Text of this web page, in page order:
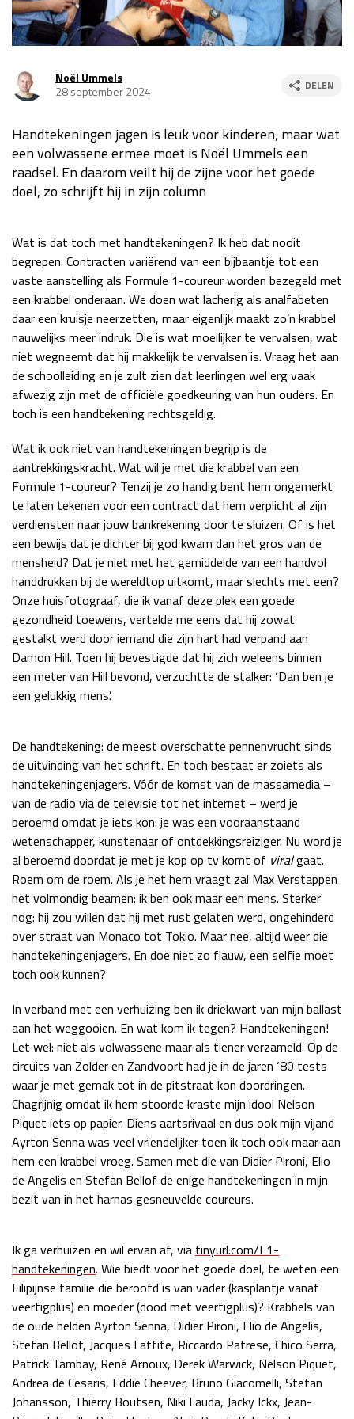
Race
za 13:00 - 15:00
GP VERENIGDE STATEN 2026 23 - 25 okt
Kwalificatie
za 23:00 - 00:00
Race
zo 21:00 - 23:00
GP MEXICO 2026 30 okt - 01 nov
Kwalificatie
za 22:00 - 23:00
Race
zo 21:00 - 23:00
GP SÃO PAULO 2026 06 - 08 nov
LAS VEGAS GRAND PRIX 2026 20 - 22 nov
Kwalificatie
GP QATAR 2026 27 - 29 nov
Kwalificatie
za 19:00 - 20:00
Race
zo 17:00 - 19:00
GP ABU DHABI 2026 04 - 06 dec
Kwalificatie
za 15:00 - 16:00
Race
zo 14:00 - 16:00
Noël Ummels
28 september 2024
DELEN
Handtekeningen jagen is leuk voor kinderen, maar wat
een volwassene ermee moet is Noël Ummels een
raadsel. En daarom veilt hij de zijne voor het goede
doel, zo schrijft hij in zijn column
Wat is dat toch met handtekeningen? Ik heb dat nooit
begrepen. Contracten variërend van een bijbaantje tot een
vaste aanstelling als Formule 1-coureur worden bezegeld met
een krabbel onderaan. We doen wat lacherig als analfabeten
daar een kruisje neerzetten, maar eigenlijk maakt zo’n krabbel
nauwelijks meer indruk. Die is wat moeilijker te vervalsen, wat
niet wegneemt dat hij makkelijk te vervalsen is. Vraag het aan
de schoolleiding en je zult zien dat leerlingen wel erg vaak
afwezig zijn met de officiële goedkeuring van hun ouders. En
toch is een handtekening rechtsgeldig.
Wat ik ook niet van handtekeningen begrijp is de
aantrekkingskracht. Wat wil je met die krabbel van een
Formule 1-coureur? Tenzij je zo handig bent hem ongemerkt
te laten tekenen voor een contract dat hem verplicht al zijn
verdiensten naar jouw bankrekening door te sluizen. Of is het
een bewijs dat je dichter bij god kwam dan het gros van de
mensheid? Dat je niet met het gemiddelde van een handvol
handdrukken bij de wereldtop uitkomt, maar slechts met een?
Onze huisfotograaf, die ik vanaf deze plek een goede
gezondheid toewens, vertelde me eens dat hij zowat
gestalkt werd door iemand die zijn hart had verpand aan
Damon Hill. Toen hij bevestigde dat hij zich weleens binnen
een meter van Hill bevond, verzuchtte de stalker: ‘Dan ben je
een gelukkig mens’.
De handtekening: de meest overschatte pennenvrucht sinds
de uitvinding van het schrift. En toch bestaat er zoiets als
handtekeningenjagers. Vóór de komst van de massamedia –
van de radio via de televisie tot het internet – werd je
beroemd omdat je iets kon: je was een vooraanstaand
wetenschapper, kunstenaar of ontdekkingsreiziger. Nu word je
al beroemd doordat je met je kop op tv komt of viralgaat.
Roem om de roem. Als je het hem vraagt zal Max Verstappen
het volmondig beamen: ik ben ook maar een mens. Sterker
nog: hij zou willen dat hij met rust gelaten werd, ongehinderd
over straat van Monaco tot Tokio. Maar nee, altijd weer die
handtekeningenjagers. En doe niet zo flauw, een selfie moet
toch ook kunnen?
In verband met een verhuizing ben ik driekwart van mijn ballast
aan het weggooien. En wat kom ik tegen? Handtekeningen!
Let wel: niet als volwassene maar als tiener verzameld. Op de
circuits van Zolder en Zandvoort had je in de jaren ‘80 tests
waar je met gemak tot in de pitstraat kon doordringen.
Chagrijnig omdat ik hem stoorde kraste mijn idool Nelson
Piquet iets op papier. Diens aartsrivaal en dus ook mijn vijand
Ayrton Senna was veel vriendelijker toen ik toch ook maar aan
hem een krabbel vroeg. Samen met die van Didier Pironi, Elio
de Angelis en Stefan Bellof de enige handtekeningen in mijn
bezit van in het harnas gesneuvelde coureurs.
Ik ga verhuizen en wil ervan af, via tinyurl.com/F1-
handtekeningen. Wie biedt voor het goede doel, te weten een
Filipijnse familie die beroofd is van vader (kasplantje vanaf
veertigplus) en moeder (dood met veertigplus)? Krabbels van
de oude helden Ayrton Senna, Didier Pironi, Elio de Angelis,
Stefan Bellof, Jacques Laffite, Riccardo Patrese, Chico Serra,
Patrick Tambay, René Arnoux, Derek Warwick, Nelson Piquet,
Andrea de Cesaris, Eddie Cheever, Bruno Giacomelli, Stefan
Johansson, Thierry Boutsen, Niki Lauda, Jacky Ickx, Jean-